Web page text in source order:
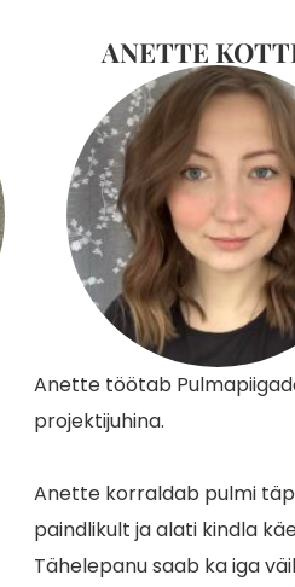
ANETTE
Anette töötab
projektijuhina.
Anette korraldab pulmi
paindlikult ja alati kindla
Tähelepanu saab ka iga